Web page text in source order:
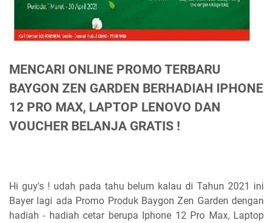
MENCARI ONLINE PROMO TERBARU
BAYGON ZEN GARDEN BERHADIAH IPHONE
12 PRO MAX, LAPTOP LENOVO DAN
VOUCHER BELANJA GRATIS !
Hi guy's ! udah pada tahu belum kalau di Tahun 2021 ini
Bayer lagi ada Promo Produk Baygon Zen Garden dengan
hadiah - hadiah cetar berupa Iphone 12 Pro Max, Laptop